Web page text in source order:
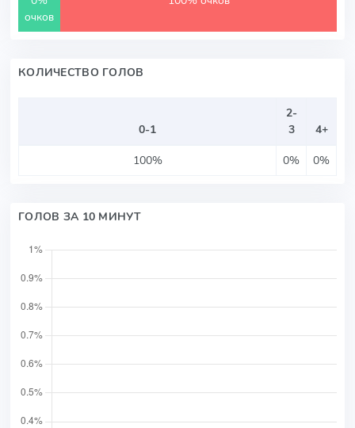
очков
КОЛИЧЕСТВО ГОЛОВ
0-1
2-
3
4+
100%
0% 0%
ГОЛОВ ЗА 10 МИНУТ